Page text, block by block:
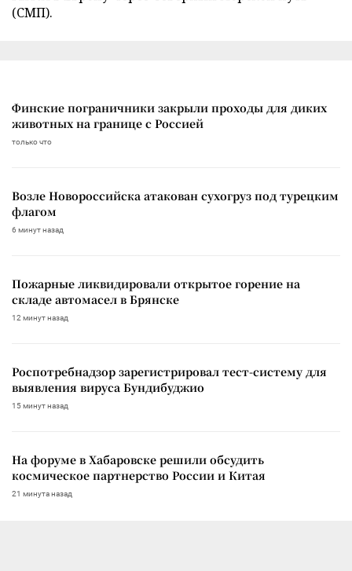
(СМП).
Финские пограничники закрыли проходы для диких
животных на границе с Россией
только что
Возле Новороссийска атакован сухогруз под турецким
флагом
6 минут назад
Пожарные ликвидировали открытое горение на
складе автомасел в Брянске
12 минут назад
Роспотребнадзор зарегистрировал тест-систему для
выявления вируса Бундибуджио
15 минут назад
На форуме в Хабаровске решили обсудить
космическое партнерство России и Китая
21 минута назад